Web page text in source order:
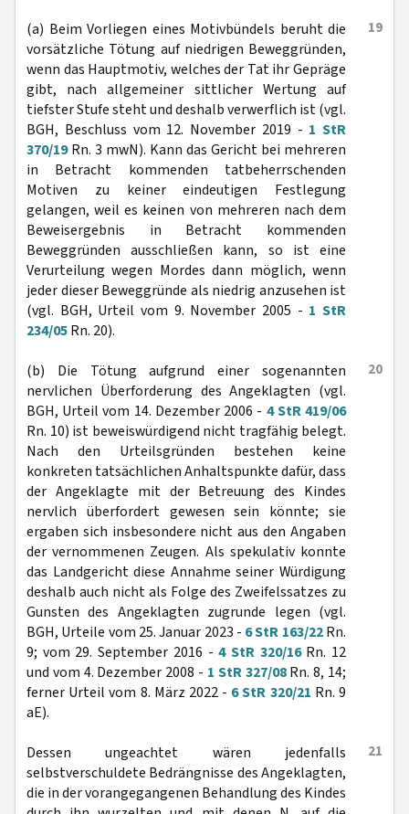
19
(a) Beim Vorliegen eines Motivbündels beruht die
vorsätzliche Tötung auf niedrigen Beweggründen,
wenn das Hauptmotiv, welches der Tat ihr Gepräge
gibt, nach allgemeiner sittlicher Wertung auf
tiefster Stufe steht und deshalb verwerflich ist (vgl.
BGH, Beschluss vom 12. November 2019 - 1 StR
370/19Rn. 3 mwN). Kann das Gericht bei mehreren
in Betracht kommenden tatbeherrschenden
Motiven zu keiner eindeutigen Festlegung
gelangen, weil es keinen von mehreren nach dem
Beweisergebnis in Betracht kommenden
Beweggründen ausschließen kann, so ist eine
Verurteilung wegen Mordes dann möglich, wenn
jeder dieser Beweggründe als niedrig anzusehen ist
(vgl. BGH, Urteil vom 9. November 2005 - 1 StR
234/05Rn. 20).
20
(b) Die Tötung aufgrund einer sogenannten
nervlichen Überforderung des Angeklagten (vgl.
BGH, Urteil vom 14. Dezember 2006 - 4 StR 419/06
Rn. 10) ist beweiswürdigend nicht tragfähig belegt.
Nach den Urteilsgründen bestehen keine
konkreten tatsächlichen Anhaltspunkte dafür, dass
der Angeklagte mit der Betreuung des Kindes
nervlich überfordert gewesen sein könnte; sie
ergaben sich insbesondere nicht aus den Angaben
der vernommenen Zeugen. Als spekulativ konnte
das Landgericht diese Annahme seiner Würdigung
deshalb auch nicht als Folge des Zweifelssatzes zu
Gunsten des Angeklagten zugrunde legen (vgl.
BGH, Urteile vom 25. Januar 2023 - 6 StR 163/22Rn.
9; vom 29. September 2016 -4 StR 320/16Rn. 12
und vom 4. Dezember 2008 - 1 StR 327/08Rn. 8, 14;
ferner Urteil vom 8. März 2022 - 6 StR 320/21 Rn. 9
aE).
21
Dessen ungeachtet wären jedenfalls
selbstverschuldete Bedrängnisse des Angeklagten,
die in der vorangegangenen Behandlung des Kindes